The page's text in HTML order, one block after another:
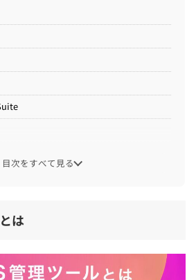
入する際の選び方
一括投稿に対応しているか
目次をすべて見る
は